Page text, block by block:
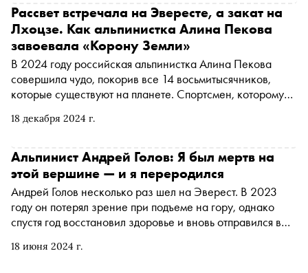
18 декабря 2024 г.
Рассвет встречала на Эвересте, а закат на
Лхоцзе. Как альпинистка Алина Пекова
завоевала «Корону Земли»
В 2024 году российская альпинистка Алина Пекова
совершила чудо, покорив все 14 восьмитысячников,
которые существуют на планете. Спортсмен, которому
это самая престижная награда у альпинистов. Алина —
«Короны Земли» нет церемонии вручения и статуэтки,
это символический титул. Но 30 ноября на
торжественном вечере Федерации альпинизма России
Алине все же вручили прекрасную корону, созданную
московскими ювелирами. «Сноб» побывал на этом
мероприятии и поговорил с выдающейся спортсменкой
18 июня 2024 г.
Альпинист Андрей Голов: Я был мертв на
этой вершине — и я переродился
Андрей Голов несколько раз шел на Эверест. В 2023
году он потерял зрение при подъеме на гору, однако
спустя год восстановил здоровье и вновь отправился в
зрение во второй раз, но его спасли — это первый